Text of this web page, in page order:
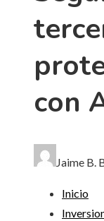
con
Jaime B.
Inicio